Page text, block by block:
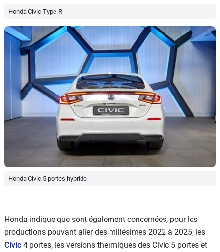
Honda Civic Type-R
Honda Civic 5 portes hybride
Honda indique que sont également concernées, pour les
productions pouvant aller des millésimes 2022 à 2025, les
Civic 4 portes, les versions thermiques des Civic 5 portes et